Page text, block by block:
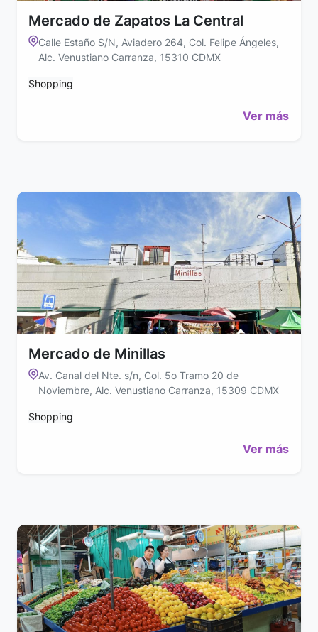
Mercado de Zapatos La Central
Calle Estaño S/N, Aviadero 264, Col. Felipe Ángeles,
Alc. Venustiano Carranza, 15310 CDMX
Shopping
Ver más
Mercado de Minillas
Av. Canal del Nte. s/n, Col. 5o Tramo 20 de
Noviembre, Alc. Venustiano Carranza, 15309 CDMX
Shopping
Ver más